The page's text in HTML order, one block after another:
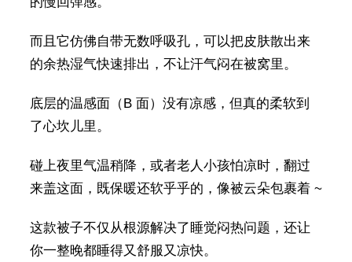
而且它仿佛自带无数呼吸孔，可以把皮肤散出来
的余热湿气快速排出，不让汗气闷在被窝里。
底层的温感面（B 面）没有凉感，但真的柔软到
了心坎儿里。
碰上夜里气温稍降，或者老人小孩怕凉时，翻过
来盖这面，既保暖还软乎乎的，像被云朵包裹着 ~
这款被子不仅从根源解决了睡觉闷热问题，还让
你一整晚都睡得又舒服又凉快。